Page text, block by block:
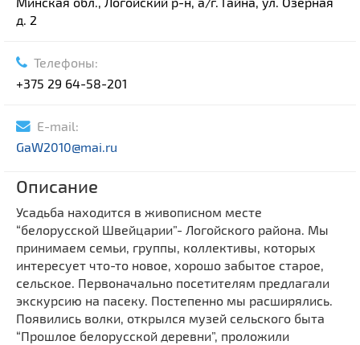
д. 2
Телефоны:
+375 29 64-58-201
E-mail:
GaW2010@mai.ru
Описание
Усадьба находится в живописном месте
“белорусской Швейцарии”- Логойского района. Мы
принимаем семьи, группы, коллективы, которых
интересует что-то новое, хорошо забытое старое,
сельское. Первоначально посетителям предлагали
экскурсию на пасеку. Постепенно мы расширялись.
Появились волки, открылся музей сельского быта
“Прошлое белорусской деревни”, проложили